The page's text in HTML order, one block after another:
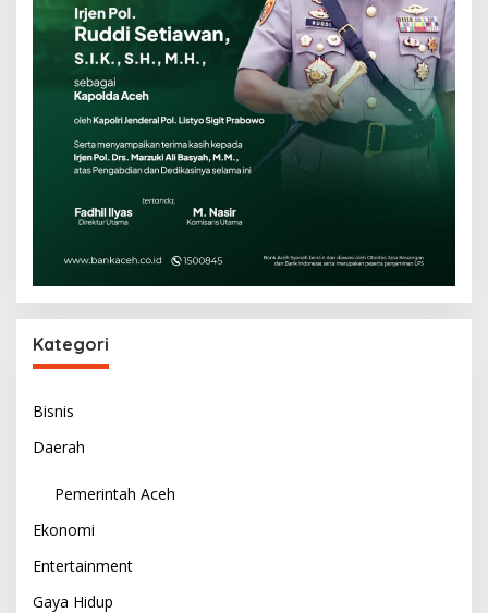
Kategori
Bisnis
Daerah
Pemerintah Aceh
Ekonomi
Entertainment
Gaya Hidup